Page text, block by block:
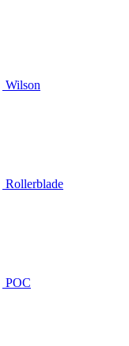
Wilson
Rollerblade
POC